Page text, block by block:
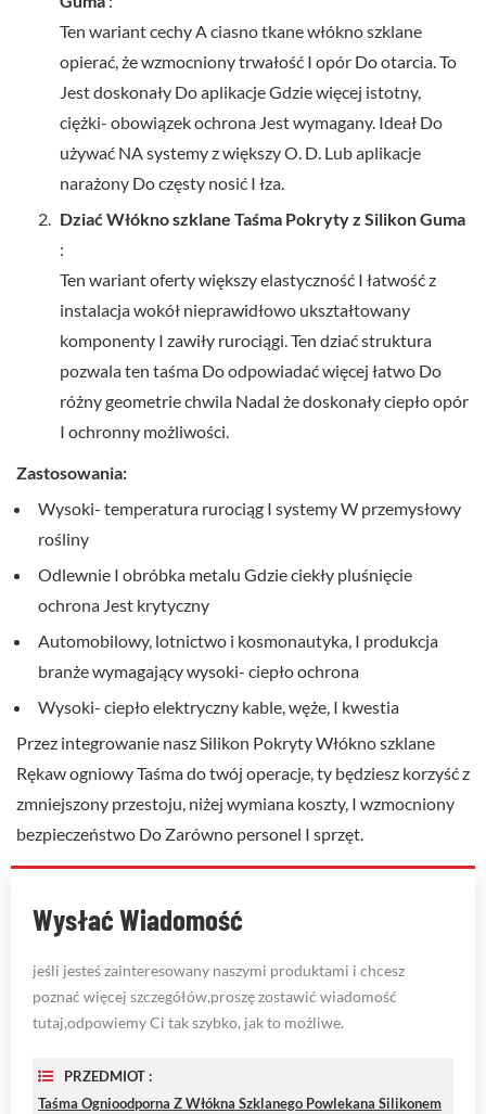
Ten wariantcechyAciasnotkanewłókno szklane
opierać,żewzmocnionytrwałość I opór Dootarcia.To
Jestdoskonały DoaplikacjeGdziewięcej istotny,
ciężki- obowiązekochrona Jestwymagany. Ideał Do
używać NAsystemyzwiększyO. D. Lubaplikacje
narażony Doczęsty nosić I łza.
DziaćWłókno szklane Taśma Pokrytyz SilikonGuma
:
Ten wariantofertywiększyelastyczność I łatwośćz
instalacjawokół nieprawidłowo ukształtowany
komponenty I zawiły rurociągi.Ten dziaćstruktura
pozwalaten taśma Doodpowiadaćwięcej łatwo Do
różnygeometriechwila Nadal żedoskonałyciepłoopór
I ochronny możliwości.
Zastosowania:
Wysoki- temperatura rurociąg I systemyW przemysłowy
rośliny
Odlewnie I obróbka metalu Gdzieciekły pluśnięcie
ochrona Jest krytyczny
Automobilowy, lotnictwo i kosmonautyka, I produkcja
branżewymagającywysoki- ciepłoochrona
Wysoki- ciepłoelektryczny kable,węże, I kwestia
Przez integrowanie naszSilikon PokrytyWłókno szklane
Rękaw ogniowyTaśmadotwój operacje,ty będziesz korzyśćz
zmniejszony przestoju, niżej wymiana koszty, I wzmocniony
bezpieczeństwo Do Zarówno personel I sprzęt.
Wysłać Wiadomość
jeśli jesteś zainteresowany naszymi produktami i chcesz
poznać więcej szczegółów,proszę zostawić wiadomość
tutaj,odpowiemy Ci tak szybko, jak to możliwe.
PRZEDMIOT :
Taśma Ognioodporna Z Włókna Szklanego Powlekana Silikonem